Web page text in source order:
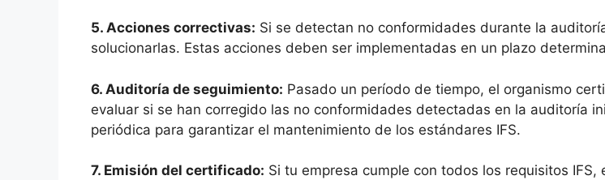
5. Acciones correctivas: Si se detectan no conformidades durante la
solucionarlas. Estas acciones deben ser implementadas en un plazo
6. Auditoría de seguimiento: Pasado un período de tiempo, el organismo
evaluar si se han corregido las no conformidades detectadas en la auditoría
periódica para garantizar el mantenimiento de los estándares IFS.
7. Emisión del certificado: Si tu empresa cumple con todos los requisitos